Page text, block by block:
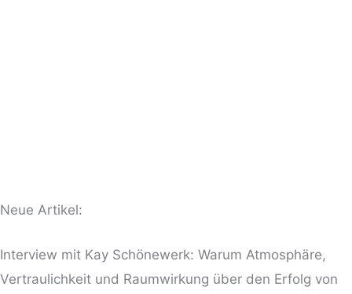
Neue Artikel:
Interview mit Kay Schönewerk: Warum Atmosphäre,
Vertraulichkeit und Raumwirkung über den Erfolg von